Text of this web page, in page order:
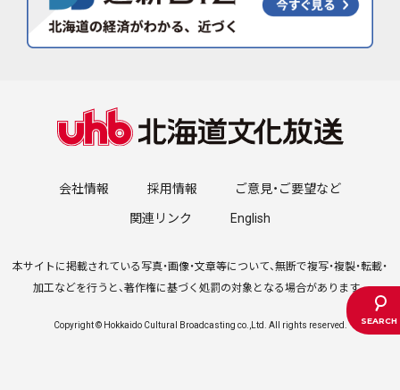
会社情報 採用情報 ご意見・ご要望など
関連リンク English
本サイトに掲載されている写真・画像・文章等について、無断で複写・複製・転載・
加工などを行うと、著作権に基づく処罰の対象となる場合があります。
Copyright © Hokkaido Cultural Broadcasting co.,Ltd. All rights reserved.